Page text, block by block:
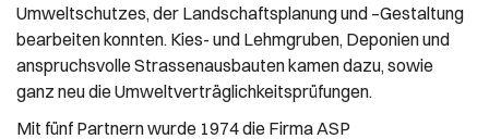
Umweltschutzes, der Landschaftsplanung und –Gestaltung
bearbeiten konnten. Kies- und Lehmgruben, Deponien und
anspruchsvolle Strassenausbauten kamen dazu, sowie
ganz neu die Umweltverträglichkeitsprüfungen.
Mit fünf Partnern wurde 1974 die Firma ASP